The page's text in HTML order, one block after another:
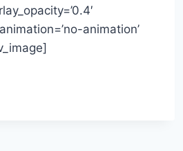
animation’